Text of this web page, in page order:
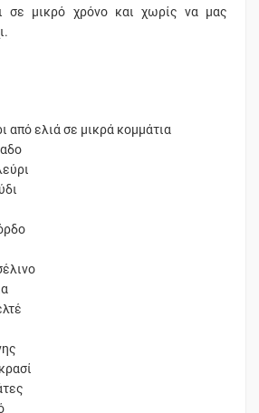
σε μικρό χρόνο και χωρίς να μας
από ελιά σε μικρά κομμάτια